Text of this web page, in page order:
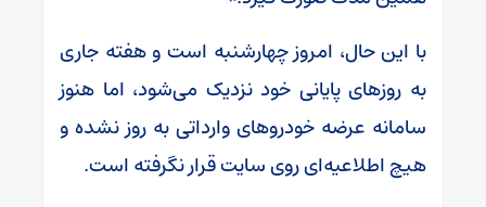
با این حال، امروز چهارشنبه است و هفته جاری
به روزهای پایانی خود نزدیک می‌شود، اما هنوز
سامانه عرضه خودروهای وارداتی به روز نشده و
هیچ اطلاعیه‌ای روی سایت قرار نگرفته است.